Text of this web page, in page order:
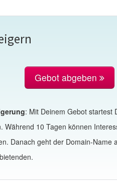
Gebot abgeben
: Mit Deinem Gebot startest
Während 10 Tagen können
Danach geht der Domain-Name